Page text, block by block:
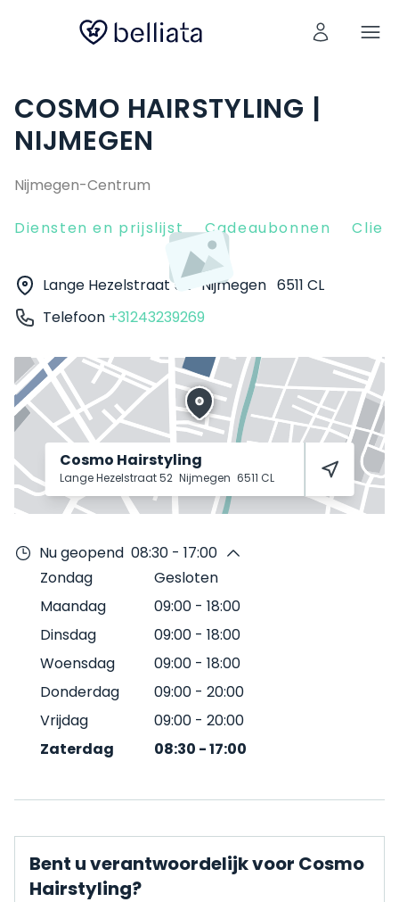
COSMO HAIRSTYLING |
NIJMEGEN
Nijmegen-Centrum
Diensten en prijslijst Cadeaubonnen
Lange Hezelstraat 52 Nijmegen 6511 CL
Telefoon +31243239269
Cosmo Hairstyling
Lange Hezelstraat 52 Nijmegen 6511 CL
Nu geopend 08:30 - 17:00
Zondag
Gesloten
Maandag
09:00 - 18:00
Dinsdag
09:00 - 18:00
Woensdag
09:00 - 18:00
Donderdag
09:00 - 20:00
Vrijdag
09:00 - 20:00
Zaterdag
08:30 -17:00
Bent u verantwoordelijk voor Cosmo
Hairstyling?